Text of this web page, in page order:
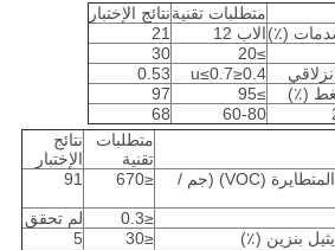
متطلبات تقنيةنتائج الإختبار
(٪)الاب 12
21
≥20
30
0.4≤u≤0.7
0.53
(٪) ≥95
97
60-80
68
متطلبات
تقنية
نتائج
الإختبار
المركبات العضوية المتطايرة (VOC) (جم /
≤670
91
≤0.3
لم تحقق
بنزين (٪) ≤30
5